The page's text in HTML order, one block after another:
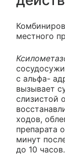
местного
с альфа-
вызывает
слизистой
ходов,
препарата
минут
до 10 часов.